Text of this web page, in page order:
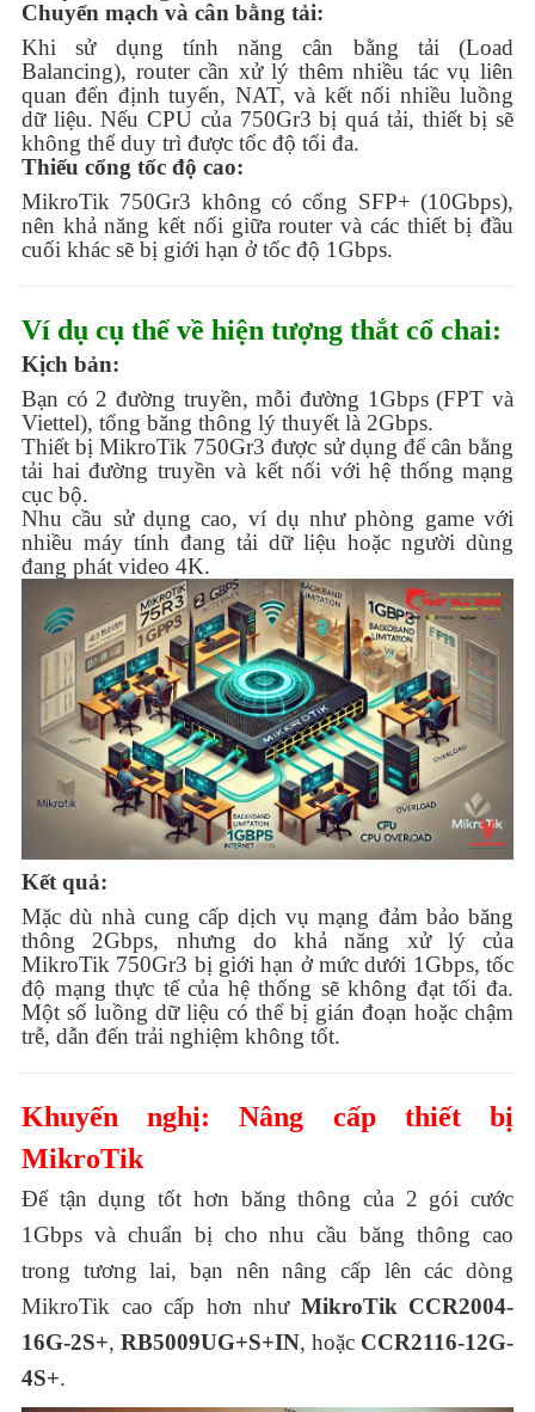
Chuyển mạch và cân bằng tải:
Khi sử dụng tính năng cân bằng tải (Load
Balancing), router cần xử lý thêm nhiều tác vụ liên
quan đến định tuyến, NAT, và kết nối nhiều luồng
dữ liệu. Nếu CPU của 750Gr3 bị quá tải, thiết bị sẽ
không thể duy trì được tốc độ tối đa.
Thiếu cổng tốc độ cao:
MikroTik 750Gr3 không có cổng SFP+ (10Gbps),
nên khả năng kết nối giữa router và các thiết bị đầu
cuối khác sẽ bị giới hạn ở tốc độ 1Gbps.
Ví dụ cụ thể về hiện tượng thắt cổ chai:
Kịch bản:
Bạn có 2 đường truyền, mỗi đường 1Gbps (FPT và
Viettel), tổng băng thông lý thuyết là 2Gbps.
Thiết bị MikroTik 750Gr3 được sử dụng để cân bằng
tải hai đường truyền và kết nối với hệ thống mạng
cục bộ.
Nhu cầu sử dụng cao, ví dụ như phòng game với
nhiều máy tính đang tải dữ liệu hoặc người dùng
đang phát video 4K.
Kết quả:
Mặc dù nhà cung cấp dịch vụ mạng đảm bảo băng
thông 2Gbps, nhưng do khả năng xử lý của
MikroTik 750Gr3 bị giới hạn ở mức dưới 1Gbps, tốc
độ mạng thực tế của hệ thống sẽ không đạt tối đa.
Một số luồng dữ liệu có thể bị gián đoạn hoặc chậm
trễ, dẫn đến trải nghiệm không tốt.
Khuyến nghị: Nâng cấp thiết bị
MikroTik
Để tận dụng tốt hơn băng thông của 2 gói cước
1Gbps và chuẩn bị cho nhu cầu băng thông cao
trong tương lai, bạn nên nâng cấp lên các dòng
MikroTik cao cấp hơn như MikroTik CCR2004-
16G-2S+, RB5009UG+S+IN, hoặc CCR2116-12G-
4S+.